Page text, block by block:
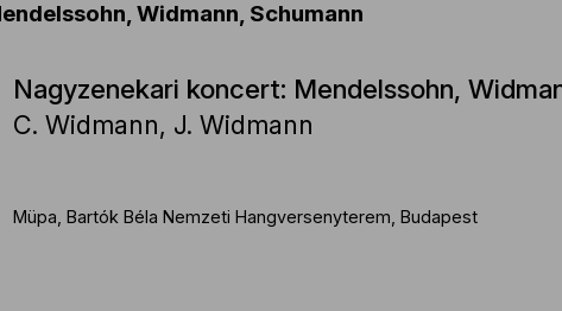
Widmann, Schumann
Nagyzenekari koncert: Mendelssohn,
C. Widmann, J. Widmann
Müpa, Bartók Béla Nemzeti Hangversenyterem, Budapest